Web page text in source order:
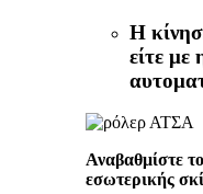
Η
είτε με
Αναβαθμίστε
εσωτερικής